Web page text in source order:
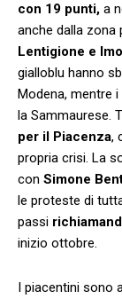
con 19 punti, a
anche dalla zona
Lentigione e
gialloblu hanno
Modena, mentre
la Sammaurese.
per il Piacenza,
propria crisi. La
con Simone
le proteste di
passi
inizio ottobre.
I piacentini sono